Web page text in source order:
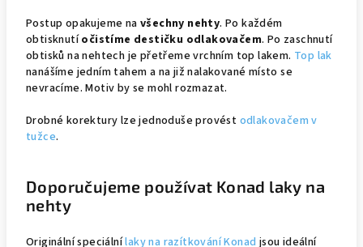
Postup opakujeme na všechny nehty. Po každém
obtisknutíočistíme destičku odlakovačem. Po zaschnutí
obtisků na nehtech je přetřeme vrchním top lakem. Top lak
nanášíme jedním tahem a na již nalakované místo se
nevracíme. Motiv by se mohl rozmazat.
Drobné korektury lze jednoduše provést odlakovačem v
tužce.
Doporučujeme používat Konad laky na
nehty
Originální speciálnílaky na razítkování Konad jsou ideální